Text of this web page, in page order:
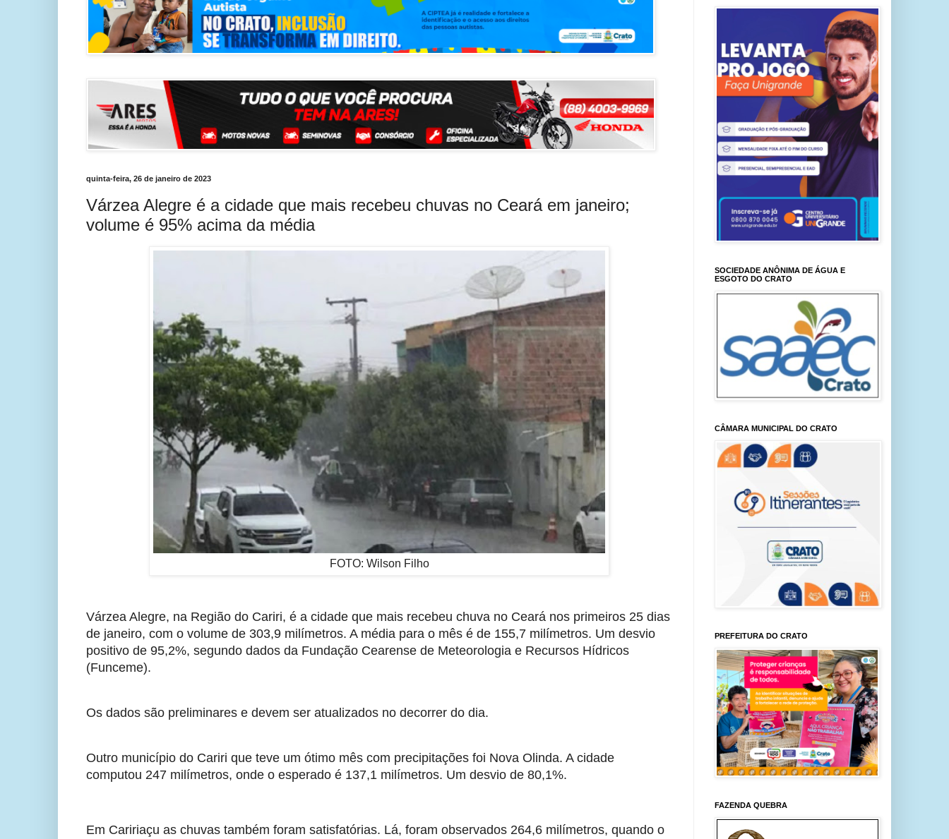
quinta-feira, 26 de janeiro de 2023
Várzea Alegre é a cidade que mais recebeu chuvas no Ceará em janeiro;
volume é 95% acima da média
FOTO: Wilson Filho
Várzea Alegre, na Região do Cariri, é a cidade que mais recebeu chuva no Ceará nos primeiros 25 dias
de janeiro, com o volume de 303,9 milímetros. A média para o mês é de 155,7 milímetros. Um desvio
positivo de 95,2%, segundo dados da Fundação Cearense de Meteorologia e Recursos Hídricos
(Funceme).
Os dados são preliminares e devem ser atualizados no decorrer do dia.
Outro município do Cariri que teve um ótimo mês com precipitações foi Nova Olinda. A cidade
computou 247 milímetros, onde o esperado é 137,1 milímetros. Um desvio de 80,1%.
Em Caririaçu as chuvas também foram satisfatórias. Lá, foram observados 264,6 milímetros, quando o
SOCIEDADE ANÔNIMA DE ÁGUA E
ESGOTO DO CRATO
CÂMARA MUNICIPAL DO CRATO
PREFEITURA DO CRATO
FAZENDA QUEBRA